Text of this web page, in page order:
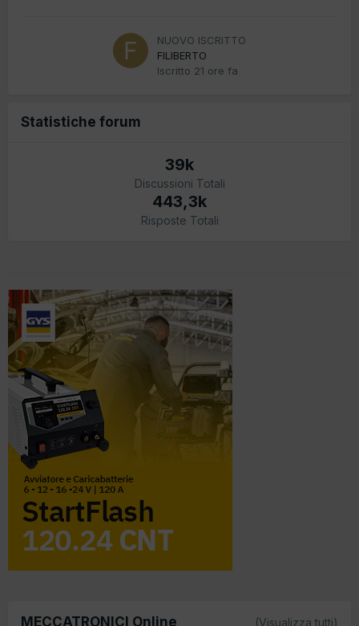
NUOVO ISCRITTO
FILIBERTO
Iscritto 21 ore fa
Statistiche forum
39k
Discussioni Totali
443,3k
Risposte Totali
MECCATRONICI Online (Visualizza tutti)